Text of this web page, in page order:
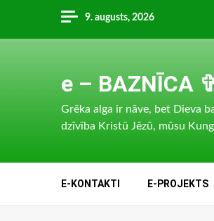
content
9. augusts, 2026
e – BAZNĪCA
Grēka alga ir nāve, bet Dieva
dzīvība Kristū Jēzū, mūsu
E-KONTAKTI E-PROJEKTS